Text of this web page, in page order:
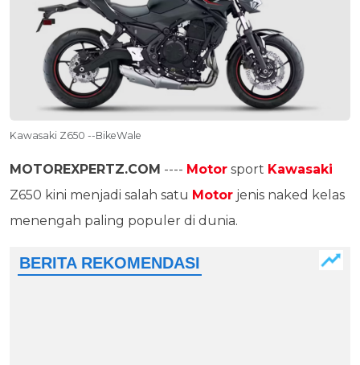
Kawasaki Z650 --BikeWale
MOTOREXPERTZ.COM ---- Motor sport Kawasaki
Z650 kini menjadi salah satu Motor jenis naked kelas
menengah paling populer di dunia.